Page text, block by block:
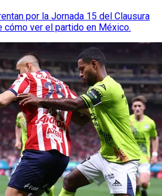
por la Jornada 15 del Clausura
cómo ver el partido en México.